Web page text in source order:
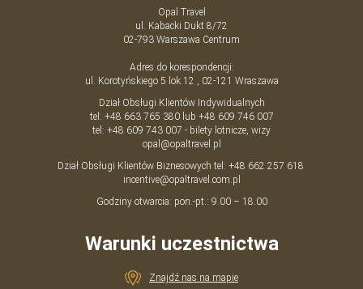
Opal Travel
ul. Kabacki Dukt 8/72
02-793 Warszawa Centrum
Adres do korespondencji:
ul. Korotyńskiego 5 lok.12 , 02-121 Wraszawa
Dział Obsługi Klientów Indywidualnych
tel: +48 663 765 380lub +48 609 746 007
tel: +48 609 743 007 - bilety lotnicze, wizy
opal@opaltravel.pl
Dział Obsługi Klientów Biznesowych tel: +48 662 257 618
incentive@opaltravel.com.pl
Godziny otwarcia: pon.-pt.: 9.00 – 18.00
Warunki uczestnictwa
Znajdź nas na mapie